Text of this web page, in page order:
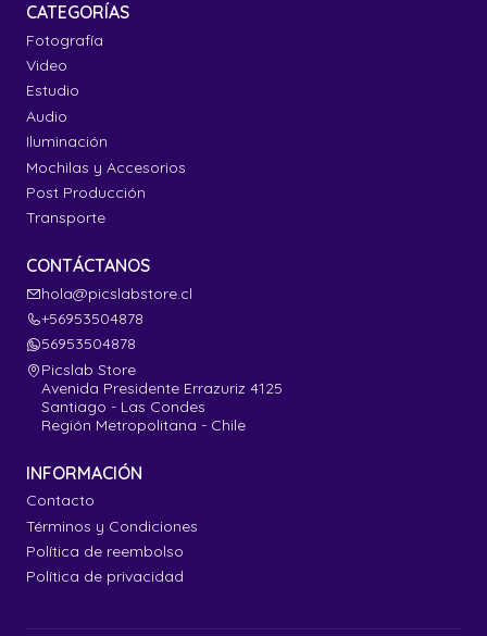
CATEGORÍAS
Fotografía
Video
Estudio
Audio
Iluminación
Mochilas y Accesorios
Post Producción
Transporte
CONTÁCTANOS
hola@picslabstore.cl
+56953504878
56953504878
Picslab Store
Avenida Presidente Errazuriz 4125
Santiago - Las Condes
Región Metropolitana - Chile
INFORMACIÓN
Contacto
Términos y Condiciones
Política de reembolso
Política de privacidad